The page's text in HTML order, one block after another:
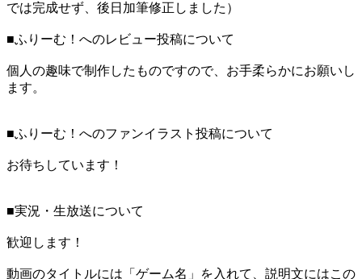
では完成せず、後日加筆修正しました）
■ふりーむ！へのレビュー投稿について
個人の趣味で制作したものですので、お手柔らかにお願いし
ます。
■ふりーむ！へのファンイラスト投稿について
お待ちしています！
■実況・生放送について
歓迎します！
動画のタイトルには「ゲーム名」を入れて、説明文にはこの